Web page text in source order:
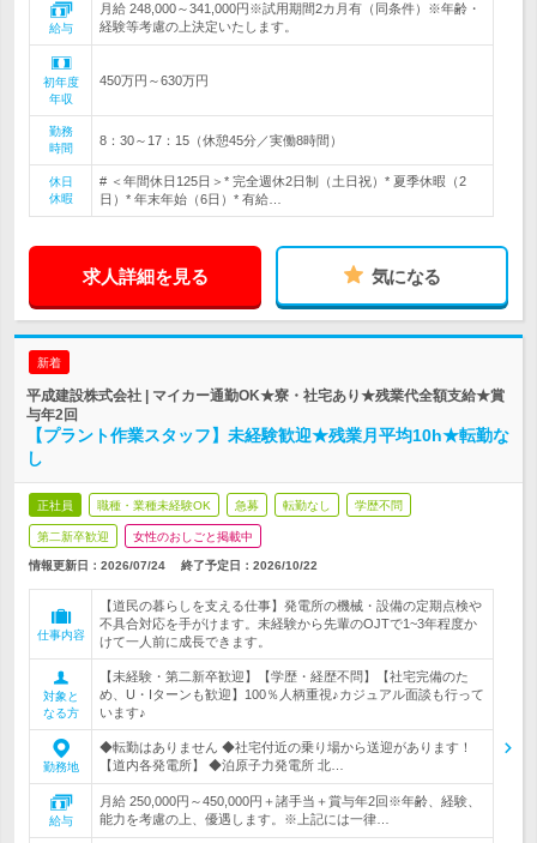
給与
月給 248,000～341,000円※試用期間2カ月有（同条件）※年齢・
経験等考慮の上決定いたします。
初年度
年収
450万円～630万円
勤務
時間
8：30～17：15（休憩45分／実働8時間）
休日
休暇
# ＜年間休日125日＞* 完全週休2日制（土日祝）* 夏季休暇（2
日）* 年末年始（6日）* 有給…
求人詳細を見る 気になる
新着
平成建設株式会社 | マイカー通勤OK★寮・社宅あり★残業代全額支給★賞
与年2回
【プラント作業スタッフ】未経験歓迎★残業月平均10h★転勤な
し
正社員 職種・業種未経験OK 急募 転勤なし 学歴不問
第二新卒歓迎 女性のおしごと掲載中
情報更新日：2026/07/24 終了予定日： 2026/10/22
仕事内容
【道民の暮らしを支える仕事】発電所の機械・設備の定期点検や
不具合対応を手がけます。未経験から先輩のOJTで1~3年程度か
けて一人前に成長できます。
対象と
なる方
【未経験・第二新卒歓迎】【学歴・経歴不問】【社宅完備のた
め、U・Iターンも歓迎】100％人柄重視♪カジュアル面談も行って
います♪
勤務地
◆転勤はありません ◆社宅付近の乗り場から送迎があります！
【道内各発電所】 ◆泊原子力発電所 北…
給与
月給 250,000円～450,000円＋諸手当＋賞与年2回※年齢、経験、
能力を考慮の上、優遇します。※上記には一律…